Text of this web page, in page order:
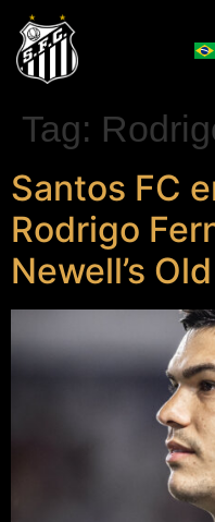
Tag:
Santos FC
Rodrigo
Newell’s